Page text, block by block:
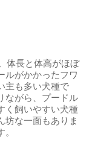
体長と体高がほぼ
ルがかかったフワ
主も多い犬種で
ながら、プードル
く飼いやすい犬種
坊な一面もありま